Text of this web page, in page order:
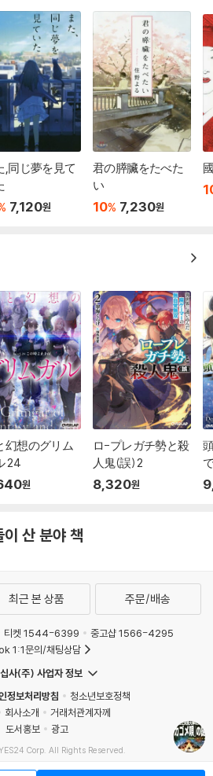
,同じ夢を見て
7,120원
君の膵臟をたべた
い
10% 7,230원
幻想のグリム
24
원
ロ-プレガチ勢と殺
人鬼(誤) 2
8,320원
산 분야 책
최근 본 상품 주문/배송
티켓 1544-6399
중고샵 1566-4295
1:1문의/채팅상담
사(주) 사업자 정보
정보처리방침
청소년보호정책
회사소개
거래처관계자께
도서홍보
광고
Corp. All Rights Reserved.